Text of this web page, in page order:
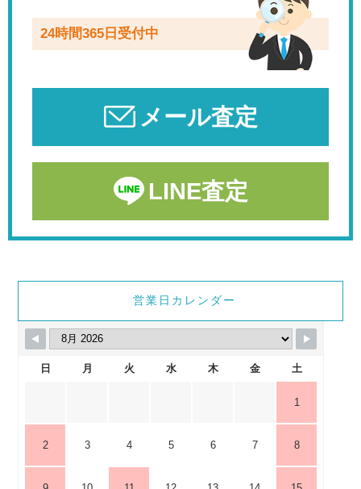
24時間365日受付中
メール査定
LINE査定
営業日カレンダー
日 月 火 水 木 金 土
1
2 3 4 5 6 7 8